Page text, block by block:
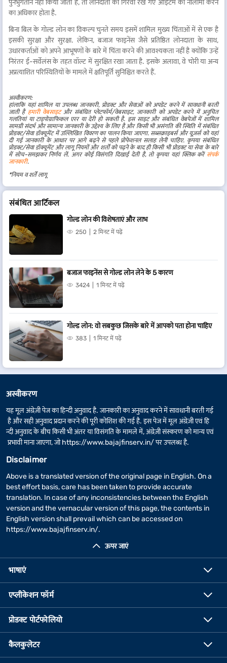
पुनर्भुगतान नहीं किया जाता है, तो लोनदाता को गिरवी रखे गए आइटम की नीलामी करने
का अधिकार होता है.
बिना बिल के गोल्ड लोन का विकल्प चुनते समय इसमें शामिल मुख्य चिंताओं में से एक है
इसकी सुरक्षा और सुरक्षा. लेकिन, बजाज फाइनेंस जैसे प्रतिष्ठित लोनदाता के साथ,
उधारकर्ताओं को अपने आभूषणों के बारे में चिंता करने की आवश्यकता नहीं है क्योंकि उन्हें
निरंतर ई-सर्वेलंस के तहत वॉल्ट में सुरक्षित रखा जाता है. इसके अलावा, वे चोरी या अन्य
अप्रत्याशित परिस्थितियों के मामले में क्षतिपूर्ति सुनिश्चित करते हैं.
अस्वीकरण:
हांलाकि यहां शामिल या उपलब्ध जानकारी, प्रोडक्ट और सेवाओं को अपडेट करने में सावधानी बरती
जाती है हमारी वेबसाइटऔर संबंधित प्लेटफॉर्म/वेबसाइट, जानकारी को अपडेट करने में अनुचित
गलतियां या टाइपोग्राफिकल एरर या देरी हो सकती है. इस साइट और संबंधित वेबपेजों में शामिल
सामग्री संदर्भ और सामान्य जानकारी के उद्देश्य के लिए है और किसी भी असंगति की स्थिति में संबंधित
प्रोडक्ट/सेवा डॉक्यूमेंट में उल्लिखित विवरण का पालन किया जाएगा. सब्सक्राइबर्स और यूज़र्स को यहां
दी गई जानकारी के आधार पर आगे बढ़ने से पहले प्रोफेशनल सलाह लेनी चाहिए. कृपया संबंधित
प्रोडक्ट/सेवा डॉक्यूमेंट और लागू नियमों और शर्तों को पढ़ने के बाद ही किसी भी प्रोडक्ट या सेवा के बारे
में सोच-समझकर निर्णय लें. अगर कोई विसंगति दिखाई देती है, तो कृपया यहां क्लिक करें संपर्क
जानकारी.
*नियम व शर्तें लागू
संबंधित आर्टिकल
गोल्ड लोन की विशेषताएं और लाभ
250 2 मिनट में पढ़ें
बजाज फाइनेंस से गोल्ड लोन लेने के 5 कारण
3424 1 मिनट में पढ़ें
गोल्ड लोन: वो सबकुछ जिसके बारे में आपको पता होना चाहिए
383 1 मिनट में पढ़ें
ऊपर जाएं
अस्वीकरण
यह मूल अंग्रेज़ी पेज का हिन्दी अनुवाद है. जानकारी का अनुवाद करने में सावधानी बरती गई
है और सही अनुवाद प्रदान करने की पूरी कोशिश की गई है. इस पेज में मूल अंग्रेज़ी एवं हि
न्दी अनुवाद के बीच किसी भी अंतर या विसंगति के मामले में, अंग्रेज़ी संस्करण को मान्य एवं
प्रभावी माना जाएगा, जोhttps://www.bajajfinserv.in/पर उपलब्ध है.
Disclaimer
Above is a translated version of the original page in English. On a
best effort basis, care has been taken to provide accurate
translation. In case of any inconsistencies between the English
version and the vernacular version of this page, the contents in
English version shall prevail which can be accessed on
https://www.bajajfinserv.in/.
भाषाएं
एप्लीकेशन फॉर्म
प्रोडक्ट पोर्टफोलियो
कैलकुलेटर